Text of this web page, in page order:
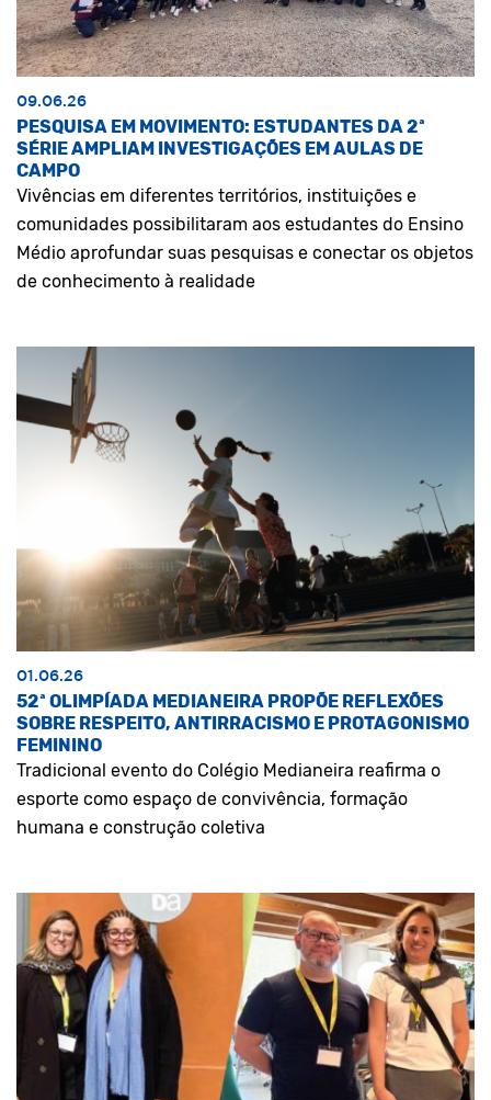
09.06.26
PESQUISA EM MOVIMENTO: ESTUDANTES DA 2ª
SÉRIE AMPLIAM INVESTIGAÇÕES EM AULAS DE
CAMPO
Vivências em diferentes territórios, instituições e
comunidades possibilitaram aos estudantes do Ensino
Médio aprofundar suas pesquisas e conectar os objetos
de conhecimento à realidade
01.06.26
52ª OLIMPÍADA MEDIANEIRA PROPÕE REFLEXÕES
SOBRE RESPEITO, ANTIRRACISMO E PROTAGONISMO
FEMININO
Tradicional evento do Colégio Medianeira reafirma o
esporte como espaço de convivência, formação
humana e construção coletiva